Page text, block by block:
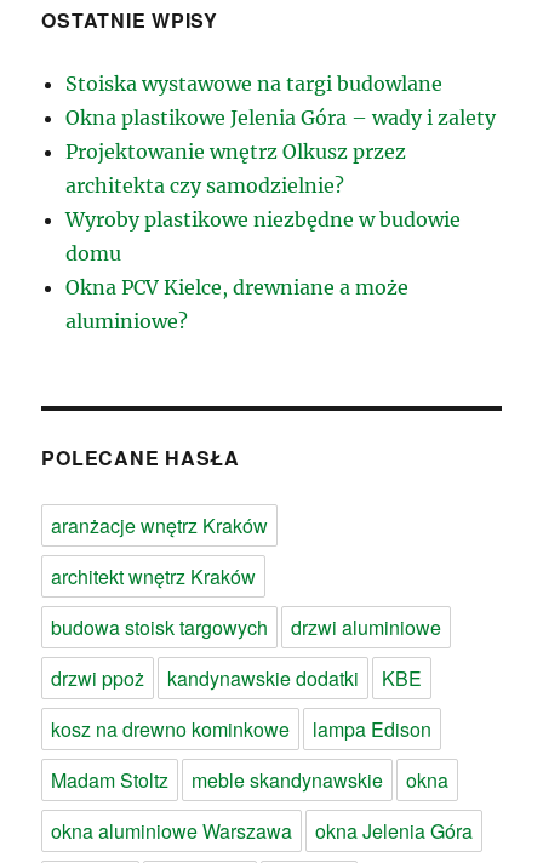
OSTATNIE WPISY
Stoiska wystawowe na targi budowlane
Okna plastikowe Jelenia Góra – wady i zalety
Projektowanie wnętrz Olkusz przez
architekta czy samodzielnie?
Wyroby plastikowe niezbędne w budowie
domu
Okna PCV Kielce, drewniane a może
aluminiowe?
POLECANE HASŁA
aranżacje wnętrz Kraków
architekt wnętrz Kraków
budowa stoisk targowych
drzwi aluminiowe
drzwi ppoż
kandynawskie dodatki
KBE
kosz na drewno kominkowe
lampa Edison
Madam Stoltz
meble skandynawskie
okna
okna aluminiowe Warszawa
okna Jelenia Góra